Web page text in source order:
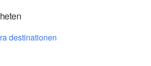
destinationen